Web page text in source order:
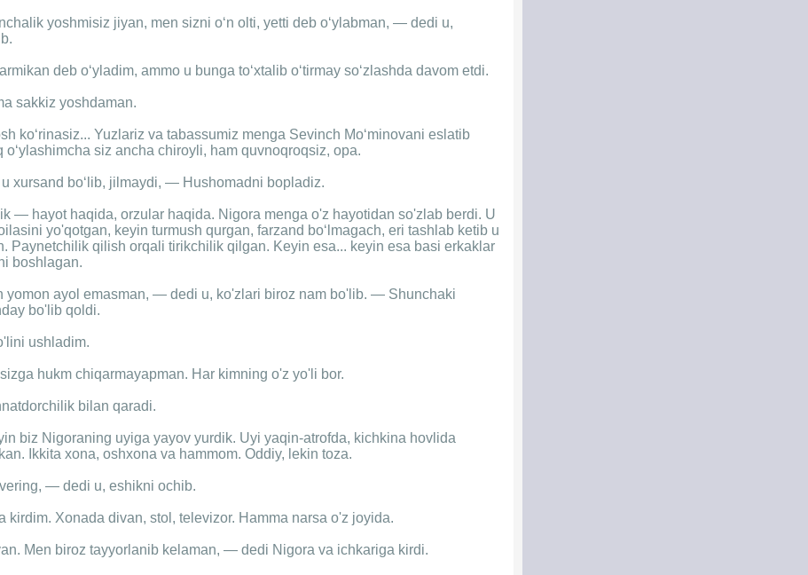
yoshmisiz jiyan, men sizni o‘n olti, yetti deb o‘ylabman, — dedi u,
deb o‘yladim, ammo u bunga to‘xtalib o‘tirmay so‘zlashda davom etdi.
sakkiz yoshdaman.
ko‘rinasiz... Yuzlariz va tabassumiz menga Sevinch Mo‘minovani eslatib
o‘ylashimcha siz ancha chiroyli, ham quvnoqroqsiz, opa.
xursand bo‘lib, jilmaydi, — Hushomadni bopladiz.
— hayot haqida, orzular haqida. Nigora menga o'z hayotidan so'zlab berdi. U
yo'qotgan, keyin turmush qurgan, farzand bo‘lmagach, eri tashlab ketib u
Paynetchilik qilish orqali tirikchilik qilgan. Keyin esa... keyin esa basi erkaklar
boshlagan.
yomon ayol emasman, — dedi u, ko'zlari biroz nam bo'lib. — Shunchaki
bo'lib qoldi.
ushladim.
hukm chiqarmayapman. Har kimning o'z yo'li bor.
bilan qaradi.
biz Nigoraning uyiga yayov yurdik. Uyi yaqin-atrofda, kichkina hovlida
Ikkita xona, oshxona va hammom. Oddiy, lekin toza.
— dedi u, eshikni ochib.
kirdim. Xonada divan, stol, televizor. Hamma narsa o'z joyida.
Men biroz tayyorlanib kelaman, — dedi Nigora va ichkariga kirdi.